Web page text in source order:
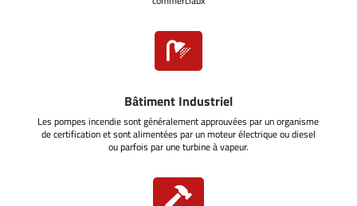

Bâtiment Industriel
Les pompes incendie sont généralement approuvées par un organisme
de certification et sont alimentées par un moteur électrique ou diesel
ou parfois par une turbine à vapeur.
